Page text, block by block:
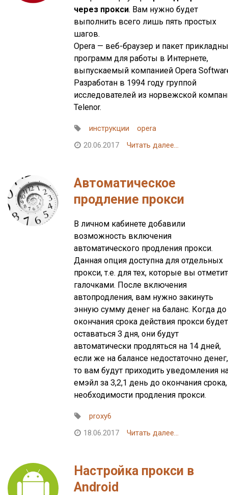
через прокси. Вам нужно будет
выполнить всего лишь пять простых
шагов.
Opera — веб-браузер и пакет
программ для работы в Интернете,
выпускаемый компанией Opera
Разработан в 1994 году группой
исследователей из норвежской
Telenor.
инструкции
opera
20.06.2017
Читать далее...
Автоматическое
продление прокси
В личном кабинете добавили
возможность включения
автоматического продления прокси.
Данная опция доступна для отдельных
прокси, т.е. для тех, которые вы
галочками. После включения
автопродления, вам нужно закинуть
энную сумму денег на баланс. Когда до
окончания срока действия прокси будет
оставаться 3 дня, они будут
автоматически продляться на 14 дней,
если же на балансе недостаточно денег,
то вам будут приходить уведомления
емэйл за 3,2,1 день до окончания
необходимости продления прокси.
proxy6
18.06.2017
Читать далее...
Настройка прокси в
Android